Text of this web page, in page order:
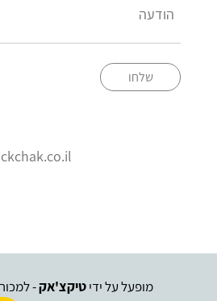
שלחו
מופעל על ידיטיקצ'אק-